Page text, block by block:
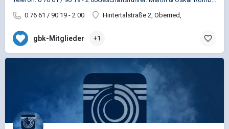
0 76 61 / 90 19 - 2 00
Hintertalstraße 2, Oberried,
gbk-Mitglieder +1